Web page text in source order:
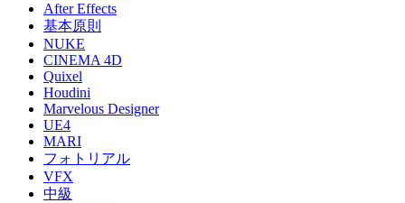
After Effects
基本原則
NUKE
CINEMA 4D
Quixel
Houdini
Marvelous Designer
UE4
MARI
フォトリアル
VFX
中級